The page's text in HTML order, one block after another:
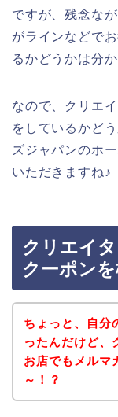
ですが、残念な
がラインなどで
るかどうかは分
なので、クリエ
をしているかど
ズジャパンのホ
いただきますね♪
クリエイ
クーポン
ちょっと、自分
ったんだけど、
お店でもメルマ
～！？